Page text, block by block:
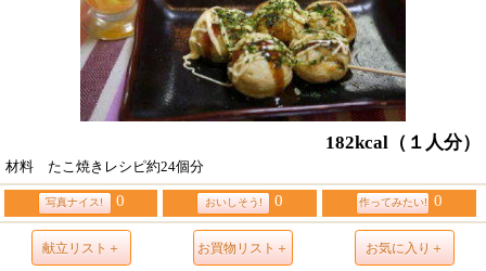
182kcal （１人分）
材料 たこ焼きレシピ約24個分
写真ナイス! 0 おいしそう! 0 作ってみたい! 0
献立リスト＋ お買物リスト＋ お気に入り＋